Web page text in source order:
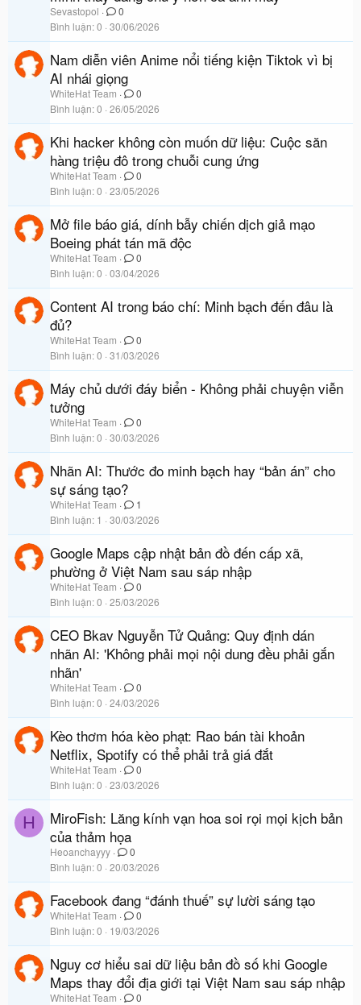
Sevastopol
0
Bình luận 0 30/06/2026
Nam diễn viên Anime nổi tiếng kiện Tiktok vì bị
AI nhái giọng
WhiteHat Team
0
Bình luận 0 26/05/2026
Khi hacker không còn muốn dữ liệu: Cuộc săn
hàng triệu đô trong chuỗi cung ứng
WhiteHat Team
0
Bình luận 0 23/05/2026
Mở file báo giá, dính bẫy chiến dịch giả mạo
Boeing phát tán mã độc
WhiteHat Team
0
Bình luận 0 03/04/2026
Content AI trong báo chí: Minh bạch đến đâu là
đủ?
WhiteHat Team
0
Bình luận 0 31/03/2026
Máy chủ dưới đáy biển - Không phải chuyện viễn
tưởng
WhiteHat Team
0
Bình luận 0 30/03/2026
Nhãn AI: Thước đo minh bạch hay “bản án” cho
sự sáng tạo?
WhiteHat Team
1
Bình luận 1 30/03/2026
Google Maps cập nhật bản đồ đến cấp xã,
phường ở Việt Nam sau sáp nhập
WhiteHat Team
0
Bình luận 0 25/03/2026
CEO Bkav Nguyễn Tử Quảng: Quy định dán
nhãn AI: 'Không phải mọi nội dung đều phải gắn
nhãn'
WhiteHat Team
0
Bình luận 0 24/03/2026
Kèo thơm hóa kèo phạt: Rao bán tài khoản
Netflix, Spotify có thể phải trả giá đắt
WhiteHat Team
0
Bình luận 0 23/03/2026
H
MiroFish: Lăng kính vạn hoa soi rọi mọi kịch bản
của thảm họa
Heoanchayyy
0
Bình luận 0 20/03/2026
Facebook đang “đánh thuế” sự lười sáng tạo
WhiteHat Team
0
Bình luận 0 19/03/2026
Nguy cơ hiểu sai dữ liệu bản đồ số khi Google
Maps thay đổi địa giới tại Việt Nam sau sáp nhập
WhiteHat Team
0